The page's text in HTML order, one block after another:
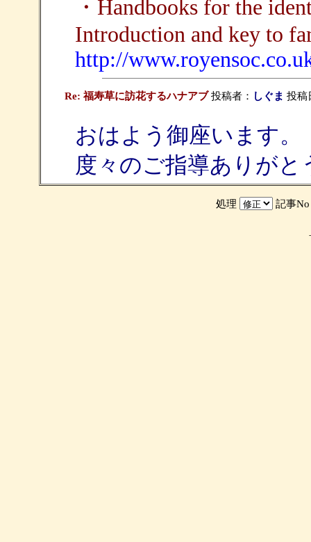
・Handbooks for the
Introduction and key to
http://
Re: 福寿草に訪花するハナアブ投稿者： しぐま 投稿
おはよう御座います。
度々のご指導ありが
処理 記事